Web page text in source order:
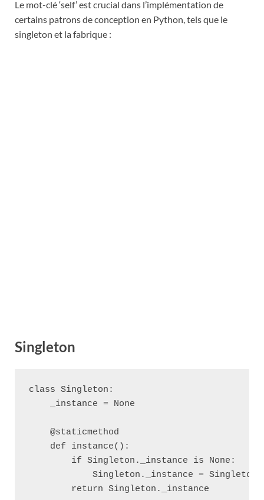
Le mot-clé ‘self’ est crucial dans l’implémentation de
certains patrons de conception en Python, tels que le
singleton et la fabrique :
Singleton
class Singleton:
    _instance = None
    @staticmethod
    def instance():
        if Singleton._instance is None:
Singleton._instance =